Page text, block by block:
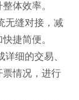
体效率。
无缝对接，减
捷简便。
细的交易、
票情况，进行